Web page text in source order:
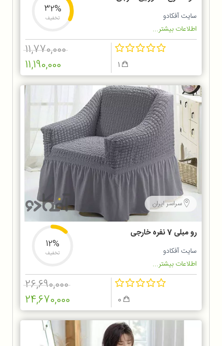
سایت آفکادو
اطلاعات بیشتر...
32%
تخفیف
11,770,000
11,190,000
سراسر ایران
رو مبلی 7 نفره خارجی
سایت آفکادو
اطلاعات بیشتر...
12%
تخفیف
26,690,000
24,670,000